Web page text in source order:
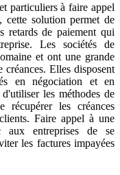
particuliers à faire appel
cette solution permet de
retards de paiement qui
Les sociétés de
et ont une grande
créances. Elles disposent
en négociation et en
les méthodes de
récupérer les créances
Faire appel à une
aux entreprises de se
les factures impayées